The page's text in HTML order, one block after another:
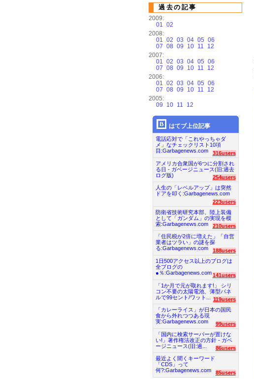
過去の記事
2009:
01 02
2008:
01 02 03 04 05 06
07 08 09 10 11
12
2007:
01 02 03 04 05 06
07 08 09 10 11
12
2006:
01 02 03 04 05 06
07 08 09 10 11
12
2005:
09
10 11 12
はてブ上位記事
電話応対で「これやっちゃダ
メ」なチェックリスト10項
目:Garbagenews.com
316users
アメリカ合衆国が6つに分割され
る日 - ガベージニュース(旧:過去
ログ版)
254users
人生の「レベルアップ」は突然
ドアを叩く:Garbagenews.com
223users
防衛省技術研究本部、陸上装備
として「ガンダム」の実現を模
索:Garbagenews.com
210users
「住民税が2倍に増えた」「自営
業者はツラい」の謎を探
る:Garbagenews.com
188users
1日500アクセス以上のブログは
全ブログの
●％:Garbagenews.com 141users
「1か月で元が取れます!」 シリ
コン不要の太陽電池、薄型パネ
ルで99セント/ワット...
119users
「カレーライス」が日本の国民
食から外れつつある現
実:Garbagenews.com
99users
「国内に検索サーバーが置けな
い!」著作権法改正の方針 - ガベ
ージニュース(旧:過...
86users
最近よく聞くキーワード
「CDS」って
何?:Garbagenews.com
85users